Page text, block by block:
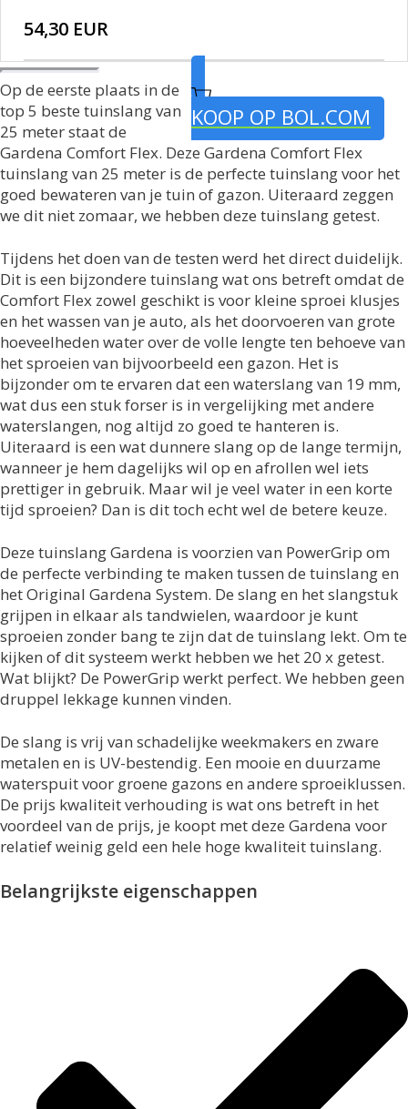
54,30 EUR
KOOP OP BOL.COM
Op de eerste plaats in de
top 5 beste tuinslang van
25 meter staat de
Gardena Comfort Flex. Deze Gardena Comfort Flex
tuinslang van 25 meter is de perfecte tuinslang voor het
goed bewateren van je tuin of gazon. Uiteraard zeggen
we dit niet zomaar, we hebben deze tuinslang getest.
Tijdens het doen van de testen werd het direct duidelijk.
Dit is een bijzondere tuinslang wat ons betreft omdat de
Comfort Flex zowel geschikt is voor kleine sproei klusjes
en het wassen van je auto, als het doorvoeren van grote
hoeveelheden water over de volle lengte ten behoeve van
het sproeien van bijvoorbeeld een gazon. Het is
bijzonder om te ervaren dat een waterslang van 19 mm,
wat dus een stuk forser is in vergelijking met andere
waterslangen, nog altijd zo goed te hanteren is.
Uiteraard is een wat dunnere slang op de lange termijn,
wanneer je hem dagelijks wil op en afrollen wel iets
prettiger in gebruik. Maar wil je veel water in een korte
tijd sproeien? Dan is dit toch echt wel de betere keuze.
Deze tuinslang Gardena is voorzien van PowerGrip om
de perfecte verbinding te maken tussen de tuinslang en
het Original Gardena System. De slang en het slangstuk
grijpen in elkaar als tandwielen, waardoor je kunt
sproeien zonder bang te zijn dat de tuinslang lekt. Om te
kijken of dit systeem werkt hebben we het 20 x getest.
Wat blijkt? De PowerGrip werkt perfect. We hebben geen
druppel lekkage kunnen vinden.
De slang is vrij van schadelijke weekmakers en zware
metalen en is UV-bestendig. Een mooie en duurzame
waterspuit voor groene gazons en andere sproeiklussen.
De prijs kwaliteit verhouding is wat ons betreft in het
voordeel van de prijs, je koopt met deze Gardena voor
relatief weinig geld een hele hoge kwaliteit tuinslang.
Belangrijkste eigenschappen